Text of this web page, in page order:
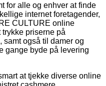
for alle og enhver at finde
internet foretagender,
CULTURE online
priserne på
samt også til damer og
gange byde på levering
at tjekke diverse online